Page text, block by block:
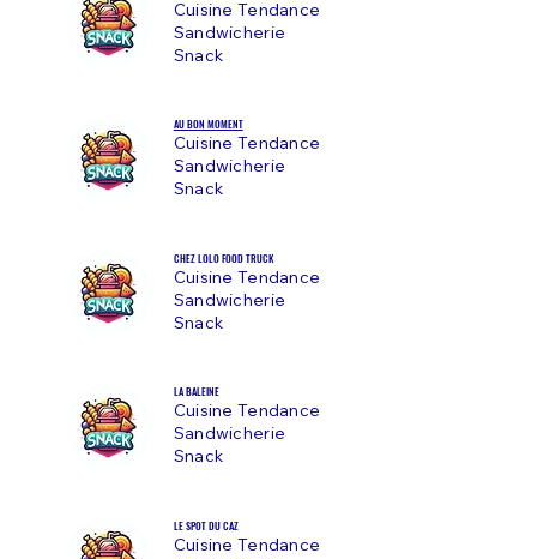
Cuisine Tendance
Sandwicherie
Snack
AU BON MOMENT
Cuisine Tendance
Sandwicherie
Snack
CHEZ LOLO FOOD TRUCK
Cuisine Tendance
Sandwicherie
Snack
LA BALEINE
Cuisine Tendance
Sandwicherie
Snack
LE SPOT DU CAZ
Cuisine Tendance